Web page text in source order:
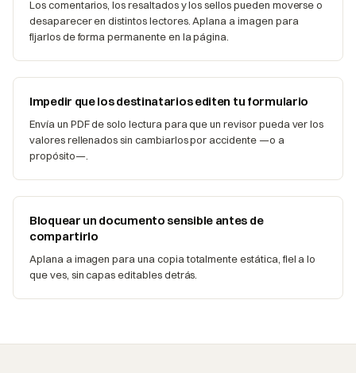
Los comentarios, los resaltados y los sellos pueden moverse o
desaparecer en distintos lectores. Aplana a imagen para
fijarlos de forma permanente en la página.
Impedir que los destinatarios editen tu formulario
Envía un PDF de solo lectura para que un revisor pueda ver los
valores rellenados sin cambiarlos por accidente —o a
propósito—.
Bloquear un documento sensible antes de
compartirlo
Aplana a imagen para una copia totalmente estática, fiel a lo
que ves, sin capas editables detrás.